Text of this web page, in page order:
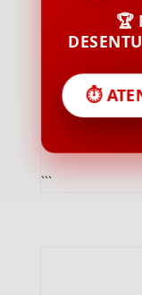
🏆
⏱️
```